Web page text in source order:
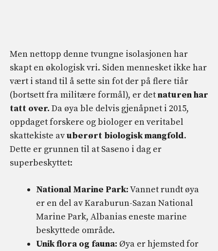
Men nettopp denne tvungne isolasjonen har
skapt en økologisk vri. Siden mennesket ikke har
vært i stand til å sette sin fot der på flere tiår
(bortsett fra militære formål), er detnaturen har
tatt over. Da øya ble delvis gjenåpnet i 2015,
oppdaget forskere og biologer en veritabel
skattekiste avuberørt biologisk mangfold.
Dette er grunnen til at Saseno i dag er
superbeskyttet:
National Marine Park:Vannet rundt øya
er en del av Karaburun-Sazan National
Marine Park, Albanias eneste marine
beskyttede område.
Unik flora og fauna: Øya er hjemsted for